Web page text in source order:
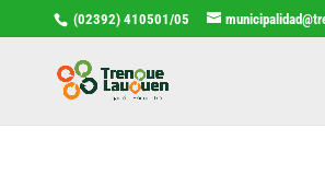
(02392) 410501/05